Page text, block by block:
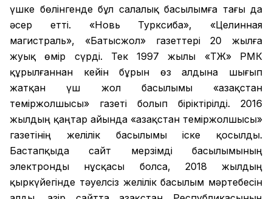
үшке бөлінгенде бұл салалық басылымға тағы да
әсер етті. «Новь Турксиба», «Целинная
магистраль», «Батысжол» газеттері 20 жылға
жуық өмір сүрді. Тек 1997 жылы «ҚТЖ» РМК
құрылғаннан кейін бұрын өз алдына шығып
жатқан үш жол басылымы «Қазақстан
теміржолшысы» газеті болып біріктірілді. 2016
жылдың қаңтар айында «Қазақстан теміржолшысы»
газетінің желілік басылымы іске қосылды.
Бастапқыда сайт мерзімді басылымының
электронды нұсқасы болса, 2018 жылдың
қыркүйегінде тәуелсіз желілік басылым мәртебесін